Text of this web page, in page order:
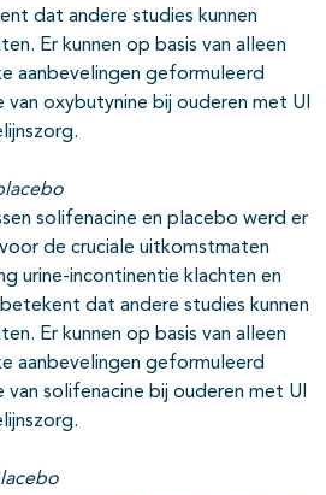
dat andere studies kunnen
Er kunnen op basis van alleen
aanbevelingen geformuleerd
oxybutynine bij ouderen met UI
solifenacine en placebo werd er
de cruciale uitkomstmaten
urine-incontinentie klachten en
dat andere studies kunnen
Er kunnen op basis van alleen
aanbevelingen geformuleerd
solifenacine bij ouderen met UI